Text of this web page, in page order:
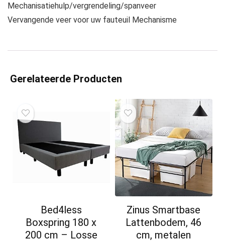
Mechanisatiehulp/vergrendeling/spanveer
Vervangende veer voor uw fauteuil Mechanisme
Gerelateerde Producten
Bed4less
Boxspring 180 x
200 cm – Losse
Zinus Smartbase
Lattenbodem, 46
cm, metalen